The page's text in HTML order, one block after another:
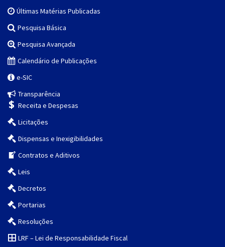
Últimas Matérias Publicadas
Pesquisa Básica
Pesquisa Avançada
Calendário de Publicações
e-SIC
Transparência
Receita e Despesas
Licitações
Dispensas e Inexigibilidades
Contratos e Aditivos
Leis
Decretos
Portarias
Resoluções
LRF – Lei de Responsabilidade Fiscal